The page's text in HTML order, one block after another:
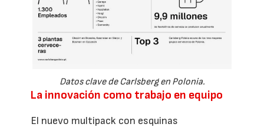
Datos clave de Carlsberg en Polonia.
La innovación como trabajo en equipo
El nuevo multipack con esquinas